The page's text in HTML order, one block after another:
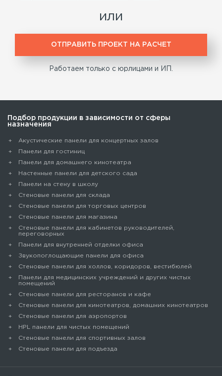
или
ОТПРАВИТЬ ПРОЕКТ НА РАСЧЕТ
Работаем только с юрлицами и ИП.
Подбор продукции в зависимости от сферы
назначения
Акустические панели для концертных залов
Панели для гостиниц
Панели для домашнего кинотеатра
Настенные панели для детского сада
Панели на стену в школу
Стеновые панели для склада
Cтеновые панели для торговых центров
Стеновые панели для магазина
Стеновые панели для кабинетов руководителей,
переговорных
Панели для внутренней отделки офиса
Звукопоглощающие панели для офиса
Стеновые панели для холлов, коридоров, вестибюлей
Панели для медицинских учреждений и других чистых
помещений
Стеновые панели для ресторанов и кафе
Стеновые панели для кинотеатров, домашних кинотеатров
Стеновые панели для аэропортов
HPL панели для чистых помещений
Стеновые панели для спортивных залов
Стеновые панели для подъезда